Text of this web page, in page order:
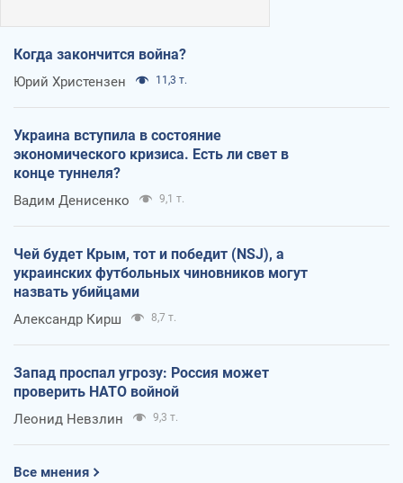
Когда закончится война?
Юрий Христензен 11,3 т.
Украина вступила в состояние
экономического кризиса. Есть ли свет в
конце туннеля?
Вадим Денисенко 9,1 т.
Чей будет Крым, тот и победит (NSJ), а
украинских футбольных чиновников могут
назвать убийцами
Александр Кирш 8,7 т.
Запад проспал угрозу: Россия может
проверить НАТО войной
Леонид Невзлин 9,3 т.
Все мнения